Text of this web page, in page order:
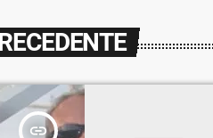
insert_link